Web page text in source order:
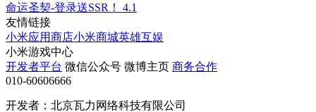
命运圣契-登录送SSR！
4.1
友情链接
小米应用商店小米商城英雄互娱
小米游戏中心
开发者平台 微信公众号 微博主页 商务合作
010-60606666
开发者：北京瓦力网络科技有限公司